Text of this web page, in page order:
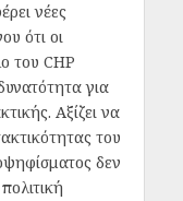
νέες
ότι οι
του CHP
για
Αξίζει να
του
δεν